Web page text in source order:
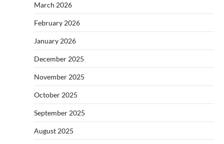
March 2026
February 2026
January 2026
December 2025
November 2025
October 2025
September 2025
August 2025